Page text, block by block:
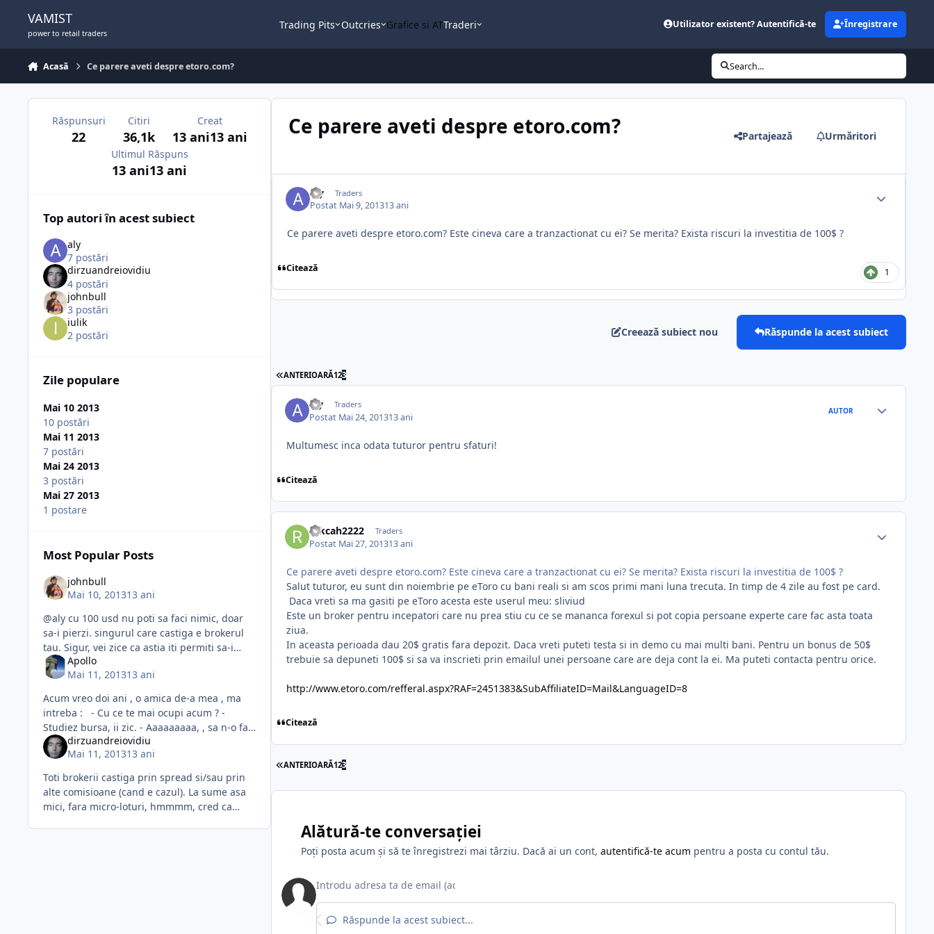
VAMIST
power to retail traders
Trading Pits Outcries Grafice si ATTraderi Utilizator existent? Autentifică-te Înregistrare
Acasă Ce parere aveti despre etoro.com? Search...
Ce parere aveti despre etoro.com? Partajează Urmăritori
aly Traders
Postat Mai 9, 201313 ani
Ce parere aveti despre etoro.com? Este cineva care a tranzactionat cu ei? Se merita? Exista riscuri la investitia de 100$ ?
Citează 1
Creează subiect nou Răspunde la acest subiect
ANTERIOARĂ123
aly Traders
Postat Mai 24, 201313 ani
AUTOR
Multumesc inca odata tuturor pentru sfaturi!
Citează
rekcah2222 Traders
Postat Mai 27, 201313 ani
Ce parere aveti despre etoro.com? Este cineva care a tranzactionat cu ei? Se merita? Exista riscuri la investitia de 100$ ?
Salut tuturor, eu sunt din noiembrie pe eToro cu bani reali si am scos primi mani luna trecuta. In timp de 4 zile au fost pe card.
Daca vreti sa ma gasiti pe eToro acesta este userul meu: sliviud
Este un broker pentru incepatori care nu prea stiu cu ce se mananca forexul si pot copia persoane experte care fac asta toata
ziua.
In aceasta perioada dau 20$ gratis fara depozit. Daca vreti puteti testa si in demo cu mai multi bani. Pentru un bonus de 50$
trebuie sa depuneti 100$ si sa va inscrieti prin emailul unei persoane care are deja cont la ei. Ma puteti contacta pentru orice.
http://www.etoro.com/refferal.aspx?RAF=2451383&SubAffiliateID=Mail&LanguageID=8
Citează
ANTERIOARĂ123
Alătură-te conversației
Poți posta acum și să te înregistrezi mai târziu. Dacă ai un cont,autentifică-te acum pentru a posta cu contul tău.
Răspunde la acest subiect...
Răspunsuri
22
Citiri
36,1k
Creat
13 ani13 ani
Ultimul Răspuns
13 ani13 ani
Top autori în acest subiect
aly
7 postări
dirzuandreiovidiu
4 postări
johnbull
3 postări
iulik
2 postări
Zile populare
Mai 10 2013
10 postări
Mai 11 2013
7 postări
Mai 24 2013
3 postări
Mai 27 2013
1 postare
Most Popular Posts
johnbull
Mai 10, 201313 ani
@aly cu 100 usd nu poti sa faci nimic, doar
sa-i pierzi. singurul care castiga e brokerul
tau. Sigur, vei zice ca astia iti permiti sa-i
pierzi. Eu zic ca daca -ti permiti sa-i pierzi,
mai bine da-i u
Apollo
Mai 11, 201313 ani
Acum vreo doi ani , o amica de-a mea , ma
intreba : - Cu ce te mai ocupi acum ? -
Studiez bursa, ii zic. - Aaaaaaaaa, , sa n-o faci
, o prietena de-a mea a facut imprumut 50
de milioane in banca si
dirzuandreiovidiu
Mai 11, 201313 ani
Toti brokerii castiga prin spread si/sau prin
alte comisioane (cand e cazul). La sume asa
mici, fara micro-loturi, hmmmm, cred ca